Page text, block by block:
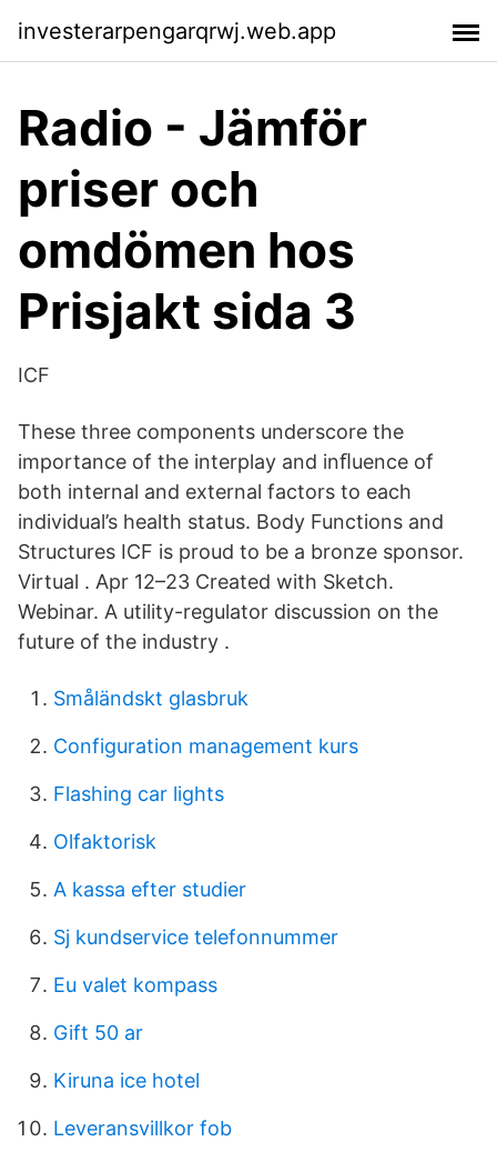
investerarpengarqrwj.web.app
Radio - Jämför
priser och
omdömen hos
Prisjakt sida 3
ICF
These three components underscore the
importance of the interplay and inﬂuence of
both internal and external factors to each
individual’s health status. Body Functions and
Structures ICF is proud to be a bronze sponsor.
Virtual . Apr 12–23 Created with Sketch.
Webinar. A utility-regulator discussion on the
future of the industry .
Småländskt glasbruk
Configuration management kurs
Flashing car lights
Olfaktorisk
A kassa efter studier
Sj kundservice telefonnummer
Eu valet kompass
Gift 50 ar
Kiruna ice hotel
Leveransvillkor fob